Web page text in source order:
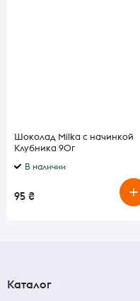
Шоколад Milka с начинкой
Клубника 90г
В наличии
95 ₴
Каталог